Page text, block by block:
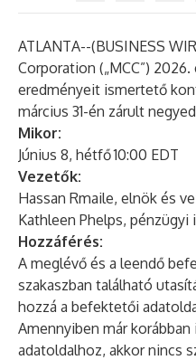
ATLANTA--(BUSINESS
Corporation („MCC”)
eredményeit ismertető
március 31-én zárult
Mikor:
Június 8, hétfő10:00 EDT
Vezetők:
Hassan Rmaile, elnök és
Kathleen Phelps, pénzügyi
Hozzáférés:
A meglévő és a leendő
szakaszban található
hozzá a befektetői
Amennyiben már
adatoldalhoz, akkor nincs